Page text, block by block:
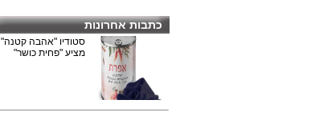
כתבות אחרונות
סטודיו "אהבה קטנה"
מציע "פחית כושר"